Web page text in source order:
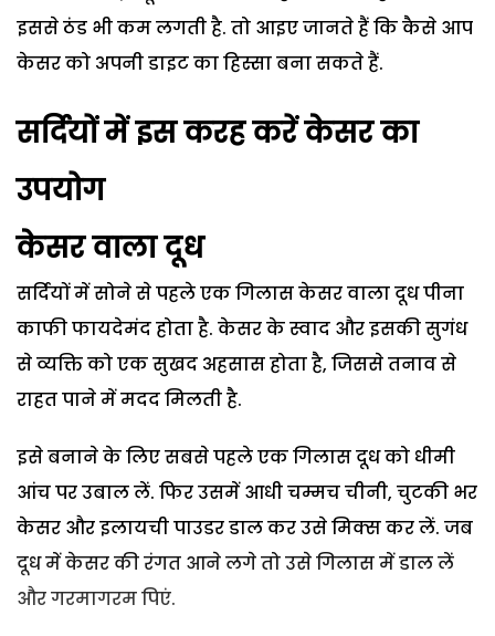
इससे ठंड भी कम लगती है. तो आइए जानते हैं कि कैसे आप
केसर को अपनी डाइट का हिस्सा बना सकते हैं.
सर्दियों में इस करह करें केसर का
उपयोग
केसर वाला दूध
सर्दियों में सोने से पहले एक गिलास केसर वाला दूध पीना
काफी फायदेमंद होता है. केसर के स्वाद और इसकी सुगंध
से व्यक्ति को एक सुखद अहसास होता है, जिससे तनाव से
राहत पाने में मदद मिलती है.
इसे बनाने के लिए सबसे पहले एक गिलास दूध को धीमी
आंच पर उबाल लें. फिर उसमें आधी चम्मच चीनी, चुटकी भर
केसर और इलायची पाउडर डाल कर उसे मिक्स कर लें. जब
दूध में केसर की रंगत आने लगे तो उसे गिलास में डाल लें
और गरमागरम पिएं.